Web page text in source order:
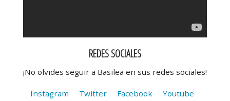
REDES SOCIALES
¡No olvides seguir a Basilea en sus redes sociales!
Instagram Twitter Facebook
Youtube